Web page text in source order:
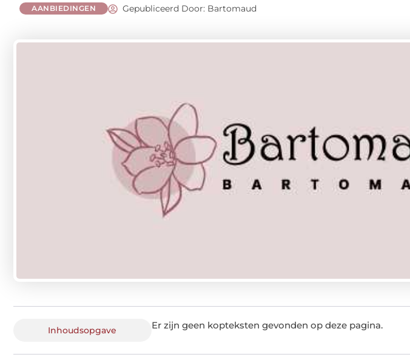
AANBIEDINGEN Gepubliceerd Door: Bartomaud
Inhoudsopgave Er zijn geen kopteksten gevonden op deze pagina.